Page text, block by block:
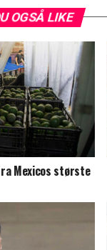
OGSÅ LIKE
Mexicos største